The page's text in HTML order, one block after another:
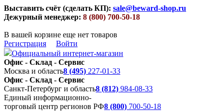
Выставить счёт (сделать КП): sale@beward-shop.ru
Дежурный менеджер: 8 (800) 700-50-18
В вашей корзине еще нет товаров
Регистрация
Войти
Официальный интернет-магазин
Офис - Склад - Сервис
Москва и область8 (495) 227-01-33
Офис - Склад - Сервис
Санкт-Петербург и область8 (812) 984-08-33
Единый информационно-
торговый центр регионов РФ8 (800) 700-50-18